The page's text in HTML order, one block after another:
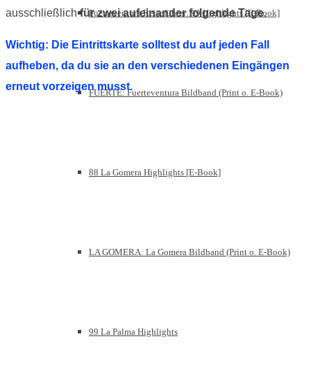
Fuerteventura Reiseführer: 99 Highlights [E-Book]
FUERTE: Fuerteventura Bildband (Print o. E-Book)
88 La Gomera Highlights [E-Book]
LA GOMERA: La Gomera Bildband (Print o. E-Book)
99 La Palma Highlights
ausschließlichfür zwei aufeinander folgende Tage.
Wichtig: Die Eintrittskarte solltest du auf jeden Fall
aufheben, da du sie an den verschiedenen Eingängen
erneut vorzeigen musst.